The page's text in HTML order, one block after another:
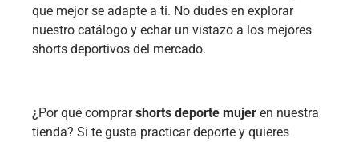
que mejor se adapte a ti. No dudes en explorar
nuestro catálogo y echar un vistazo a los mejores
shorts deportivos del mercado.
¿Por qué comprarshorts deporte mujer en nuestra
tienda? Si te gusta practicar deporte y quieres